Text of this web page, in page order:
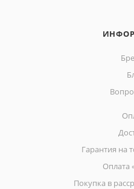
Гарантия на
Оплата
Покупка в